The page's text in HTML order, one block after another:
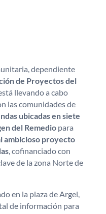
dependiente
de Proyectos del
está llevando a cabo
las comunidades de
ubicadas en siete
del Remediopara
ambicioso proyecto
, cofinanciado con
de la zona Norte de
en la plaza de Argel,
de información para